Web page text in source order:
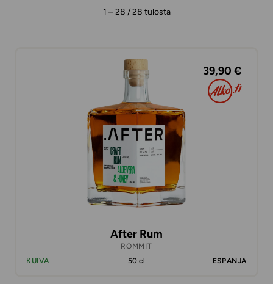
1 – 28 / 28 tulosta
39,90 €
After Rum
ROMMIT
KUIVA
50 cl ESPANJA